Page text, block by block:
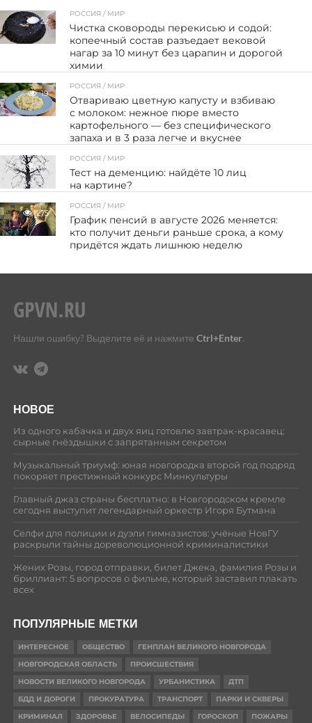
22
РОССИЯ / МИР
Чистка сковороды перекисью и содой:
копеечный состав разъедает вековой
нагар за 10 минут без царапин и дорогой
химии
19
РОССИЯ / МИР
Отвариваю цветную капусту и взбиваю
с молоком: нежное пюре вместо
картофельного — без специфического
запаха и в 3 раза легче и вкуснее
26
РОССИЯ / МИР
Тест на деменцию: найдёте 10 лиц
на картине?
275
РОССИЯ / МИР
График пенсий в августе 2026 меняется:
кто получит деньги раньше срока, а кому
придётся ждать лишнюю неделю
Нашли ошибку? Выделите её и нажмите Ctrl+Enter.
НОВОЕ
Из одного кабачка и двух яиц готовлю завтрак-красавец:
сырные гнёздышки с запрятанным секретом
Музыкальный триумф: юная новгородка второй год подряд
покоряет престижный конкурс Минкультуры
Главный джаз страны бесплатно: в Новгородском кремле
сегодня выступит легендарный оркестр Игоря Бутмана
Селфи для полиции и дуэли гимназистов: учёные НовГУ
раскрыли тайны дореволюционной криминалистики
Жених Розы, город отправки, билет Джека, фамилия Розы и
бриллиант: 5 вопросов о фильме, который заставил плакать
всех
ПОПУЛЯРНЫЕ МЕТКИ
ИНТЕРЕСНОЕ ОБЩЕСТВО
ГЕНПЛАН ВЕЛИКОГО НОВГОРОДА
НОВГОРОДСКАЯ ОБЛАСТЬ
ПРОИСШЕСТВИЯ
НОВОСТИ ВЕЛИКОГО НОВГОРОДА
УРБАНИСТИКА
ДТП
БДД И ДОРОГИ
ПРОКУРАТУРА ТРАНСПОРТ
ПАРКИ И СКВЕРЫ
КРИМИНАЛ
ЗДОРОВЬЕ ВЕЛОСИПЕДЫ ГОРОСКОП ПОЖАРЫ